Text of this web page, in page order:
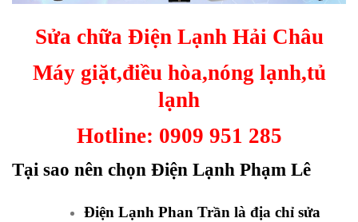
Sửa chữa Điện Lạnh Hải Châu
Máy giặt,điều hòa,nóng lạnh,tủ
lạnh
Hotline: 0909 951 285
Tại sao nên chọn Điện Lạnh Phạm Lê
Điện Lạnh Phan Trần là địa chỉ sửa